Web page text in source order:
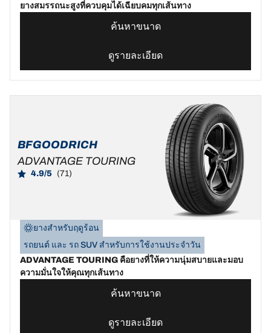
ยางสมรรถนะสูงที่ควบคุมได้เฉียบคมทุกเส้นทาง
ค้นหาขนาด
ดูรายละเอียด
BFGOODRICH
ADVANTAGE TOURING
4.9/5 (71)
ยางสำหรับฤดูร้อน
รถยนต์ และ รถ SUV สำหรับการใช้งานประจำวัน
ADVANTAGE TOURING คือยางที่ให้ความนุ่มสบายและมอบ
ความมั่นใจให้คุณทุกเส้นทาง
ค้นหาขนาด
ดูรายละเอียด